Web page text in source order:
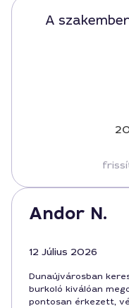
A
Andor N.
12 Július 2026
Dunaújvárosban
burkoló kiválóan
pontosan érkezett,